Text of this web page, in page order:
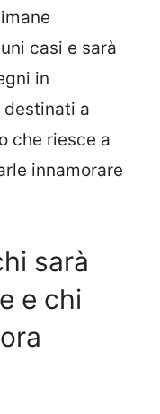
casi e sarà
in
a
che riesce a
innamorare
sarà
e chi